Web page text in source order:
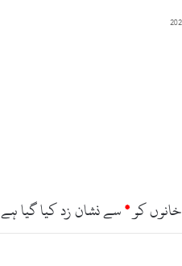
کو*سے نشان زد کیا گیا ہے